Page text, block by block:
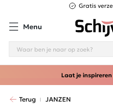
Gratis
Menu
Laat je
Terug JANZEN